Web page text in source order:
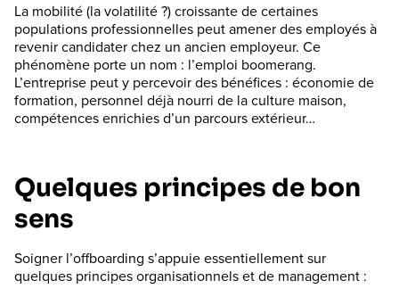
La mobilité (la volatilité ?) croissante de certaines
populations professionnelles peut amener des employés à
revenir candidater chez un ancien employeur. Ce
phénomène porte un nom : l’emploi boomerang.
L’entreprise peut y percevoir des bénéfices : économie de
formation, personnel déjà nourri de la culture maison,
compétences enrichies d’un parcours extérieur…
Quelques principes de bon
sens
Soigner l’offboarding s’appuie essentiellement sur
quelques principes organisationnels et de management :